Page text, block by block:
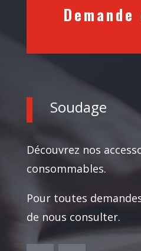
Soudage
Découvrez nos
consommables.
Pour toutes
de nous consulter.